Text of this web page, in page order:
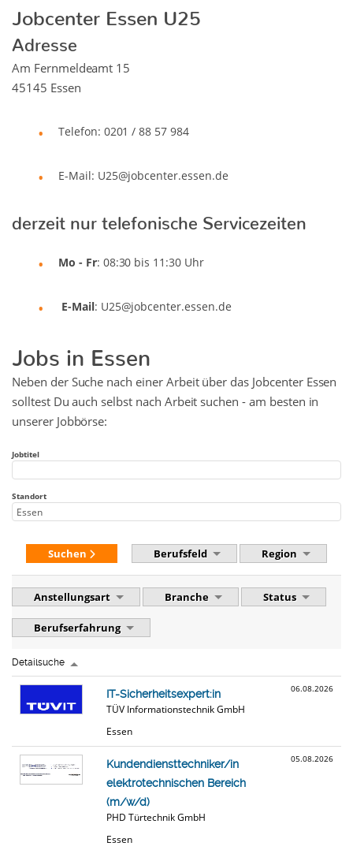
Jobcenter Essen U25
Adresse
Am Fernmeldeamt 15
45145 Essen
Telefon: 0201 / 88 57 984
E-Mail: U25@jobcenter.essen.de
derzeit nur telefonische Servicezeiten
Mo - Fr: 08:30 bis 11:30 Uhr
E-Mail: U25@jobcenter.essen.de
Jobs in Essen
Neben der Suche nach einer Arbeit über das Jobcenter Essen
solltest Du auch selbst nach Arbeit suchen - am besten in
unserer Jobbörse:
Jobtitel
Standort
Suchen Berufsfeld Region
Anstellungsart Branche Status
Berufserfahrung
Detailsuche
06.08.2026
IT-Sicherheitsexpert:in
TÜV Informationstechnik GmbH
Essen
05.08.2026
Kundendiensttechniker/in
elektrotechnischen Bereich
(m/w/d)
PHD Türtechnik GmbH
Essen